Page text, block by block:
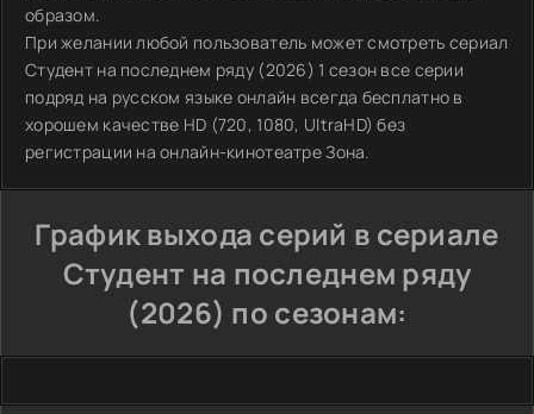
образом.
При желании любой пользователь может смотреть сериал
Студент на последнем ряду (2026) 1 сезон все серии
подряд на русском языке онлайн всегда бесплатно в
хорошем качестве HD (720, 1080, UltraHD) без
регистрации на онлайн-кинотеатре Зона.
График выхода серий в сериале
Студент на последнем ряду
(2026) по сезонам: